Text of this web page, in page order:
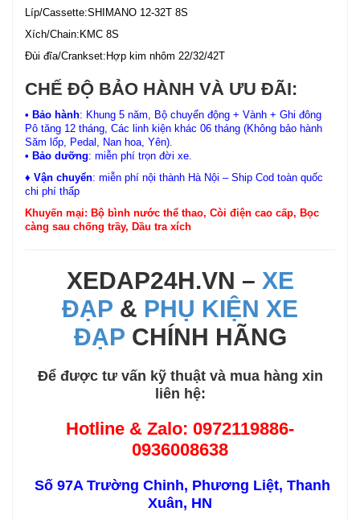
Líp/Cassette:SHIMANO 12-32T 8S
Xích/Chain:KMC 8S
Đùi đĩa/Crankset:Hợp kim nhôm 22/32/42T
CHẾ ĐỘ BẢO HÀNH VÀ ƯU ĐÃI:
• Bảo hành: Khung 5 năm, Bộ chuyển động + Vành + Ghi đông
Pô tăng 12 tháng, Các linh kiện khác 06 tháng (Không bảo hành
Săm lốp, Pedal, Nan hoa, Yên).
• Bảo dưỡng: miễn phí trọn đời xe.
♦ Vận chuyển: miễn phí nội thành Hà Nội – Ship Cod toàn quốc
chi phí thấp
Khuyến mại: Bộ bình nước thể thao, Còi điện cao cấp, Bọc
càng sau chống trầy, Dầu tra xích
XEDAP24H.VN – XE
ĐẠP & PHỤ KIỆN XE
ĐẠP CHÍNH HÃNG
Để được tư vấn kỹ thuật và mua hàng xin
liên hệ:
Hotline & Zalo: 0972119886-
0936008638
Số 97A Trường Chinh, Phương Liệt, Thanh
Xuân, HN